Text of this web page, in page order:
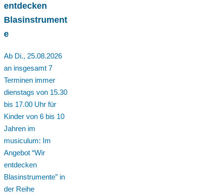
entdecken
Blasinstrument
e
Ab Di., 25.08.2026
an insgesamt 7
Terminen immer
dienstags von 15.30
bis 17.00 Uhr für
Kinder von 6 bis 10
Jahren im
musiculum: Im
Angebot “Wir
entdecken
Blasinstrumente” in
der Reihe